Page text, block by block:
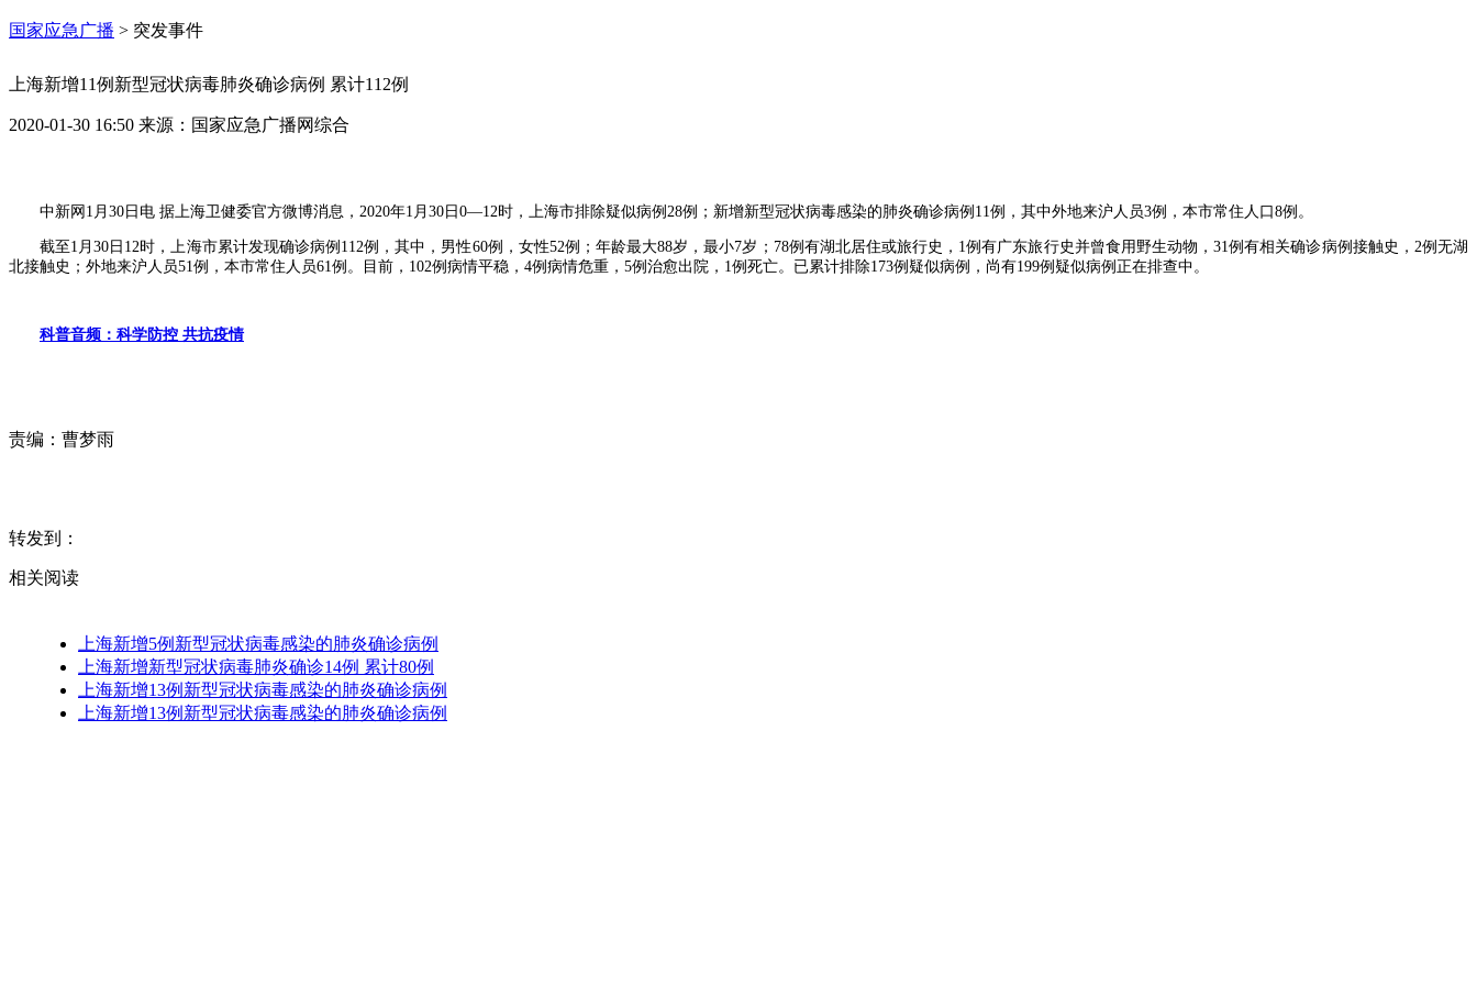
国家应急广播 > 突发事件
上海新增11例新型冠状病毒肺炎确诊病例 累计112例
2020-01-30 16:50 来源： 国家应急广播网综合
中新网1月30日电 据上海卫健委官方微博消息，2020年1月30日0—12时，上海市排除疑似病例28例；新增新型冠状病毒感染的肺炎确诊病例11例，其中外地来沪人员3例，本市常住人口8例。
截至1月30日12时，上海市累计发现确诊病例112例，其中，男性60例，女性52例；年龄最大88岁，最小7岁；78例有湖北居住或旅行史，1例有广东旅行史并曾食用野生动物，31例有相关确诊病例接触史，2例无湖
北接触史；外地来沪人员51例，本市常住人员61例。目前，102例病情平稳，4例病情危重，5例治愈出院，1例死亡。已累计排除173例疑似病例，尚有199例疑似病例正在排查中。
科普音频：科学防控 共抗疫情
责编： 曹梦雨
转发到：
相关阅读
上海新增5例新型冠状病毒感染的肺炎确诊病例
上海新增新型冠状病毒肺炎确诊14例 累计80例
上海新增13例新型冠状病毒感染的肺炎确诊病例
上海新增13例新型冠状病毒感染的肺炎确诊病例